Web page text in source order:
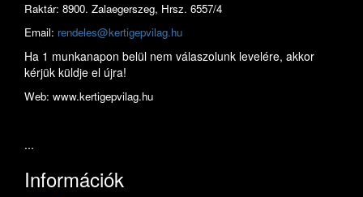
Raktár: 8900. Zalaegerszeg, Hrsz. 6557/4
Email: rendeles@kertigepvilag.hu
Ha 1 munkanapon belül nem válaszolunk levelére, akkor
kérjük küldje el újra!
Web: www.kertigepvilag.hu
...
Információk